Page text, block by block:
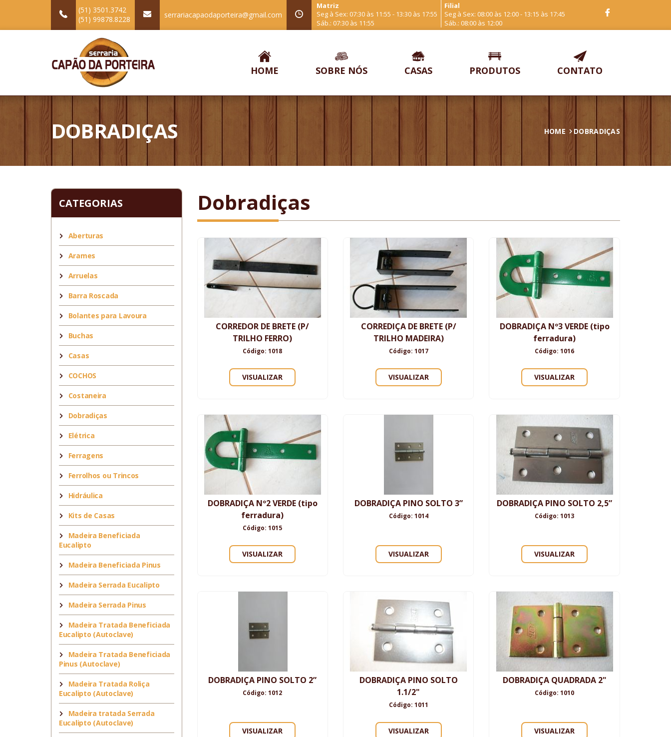
(51) 3501.3742
(51) 99878.8228
serrariacapaodaporteira@gmail.com
Matriz
Seg à Sex: 07:30 às 11:55 - 13:30 às 17:55
Sáb.: 07:30 às 11:55
Filial
Seg à Sex: 08:00 às 12:00 - 13:15 às 17:45
Sáb.: 08:00 às 12:00
HOME SOBRE NÓS CASAS PRODUTOS CONTATO
DOBRADIÇAS HOME DOBRADIÇAS
CATEGORIAS
Aberturas
Arames
Arruelas
Barra Roscada
Bolantes para Lavoura
Buchas
Casas
COCHOS
Costaneira
Dobradiças
Elétrica
Ferragens
Ferrolhos ou Trincos
Hidráulica
Kits de Casas
Madeira Beneficiada
Eucalipto
Madeira Beneficiada Pinus
Madeira Serrada Eucalipto
Madeira Serrada Pinus
Madeira Tratada Beneficiada
Eucalipto (Autoclave)
Madeira Tratada Beneficiada
Pinus (Autoclave)
Madeira Tratada Roliça
Eucalipto (Autoclave)
Madeira tratada Serrada
Eucalipto (Autoclave)
Dobradiças
CORREDOR DE BRETE (P/
TRILHO FERRO)
Código: 1018
VISUALIZAR
CORREDIÇA DE BRETE (P/
TRILHO MADEIRA)
Código: 1017
VISUALIZAR
DOBRADIÇA Nº3 VERDE (tipo
ferradura)
Código: 1016
VISUALIZAR
DOBRADIÇA Nº2 VERDE (tipo
ferradura)
Código: 1015
VISUALIZAR
DOBRADIÇA PINO SOLTO 3”
Código: 1014
VISUALIZAR
DOBRADIÇA PINO SOLTO 2,5”
Código: 1013
VISUALIZAR
DOBRADIÇA PINO SOLTO 2”
Código: 1012
VISUALIZAR
DOBRADIÇA PINO SOLTO
1.1/2"
Código: 1011
VISUALIZAR
DOBRADIÇA QUADRADA 2"
Código: 1010
VISUALIZAR